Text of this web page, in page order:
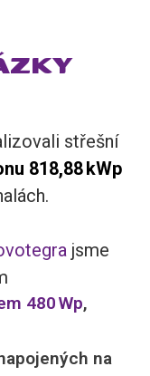
střešní
818,88 kWp
jsme
480 Wp,
na